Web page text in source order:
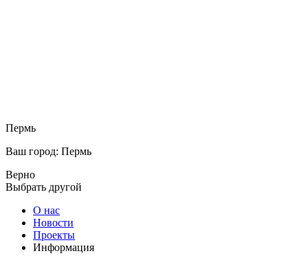
Пермь
Ваш город: Пермь
Верно
Выбрать другой
О нас
Новости
Проекты
Информация